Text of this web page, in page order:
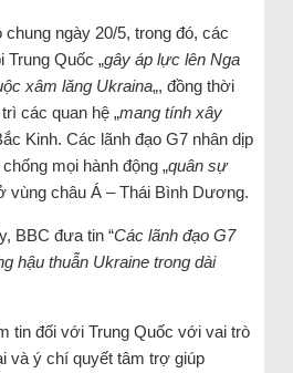
chung ngày 20/5, trong đó, các
Trung Quốc „gây áp lực lên Nga
xâm lăng Ukraina„, đồng thời
các quan hệ „mang tính xây
Kinh. Các lãnh đạo G7 nhân dịp
mọi hành động „quân sự
vùng châu Á – Thái Bình Dương.
BBC đưa tin “Các lãnh đạo G7
hậu thuẫn Ukraine trong dài
tin đối với Trung Quốc với vai trò
và ý chí quyết tâm trợ giúp